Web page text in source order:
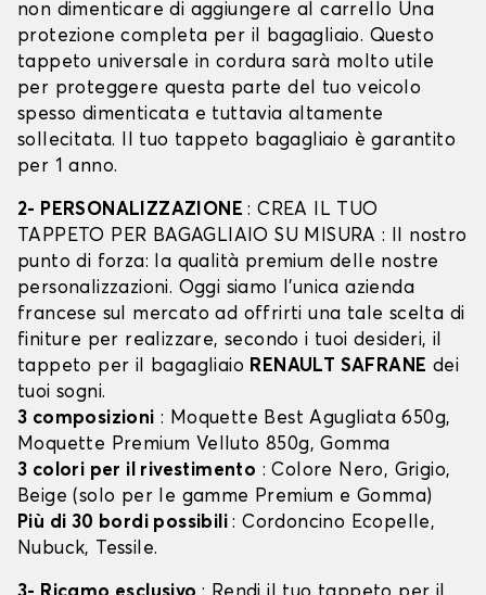
non dimenticare di aggiungere al carrello Una
protezione completa per il bagagliaio. Questo
tappeto universale in cordura sarà molto utile
per proteggere questa parte del tuo veicolo
spesso dimenticata e tuttavia altamente
sollecitata. Il tuo tappeto bagagliaio è garantito
per 1 anno.
2- PERSONALIZZAZIONE: CREA IL TUO
TAPPETO PER BAGAGLIAIO SU MISURA : Il nostro
punto di forza: la qualità premium delle nostre
personalizzazioni. Oggi siamo l’unica azienda
francese sul mercato ad offrirti una tale scelta di
finiture per realizzare, secondo i tuoi desideri, il
tappeto per il bagagliaio RENAULT SAFRANE dei
tuoi sogni.
3 composizioni : Moquette Best Agugliata 650g,
Moquette Premium Velluto 850g, Gomma
3 colori per il rivestimento : Colore Nero, Grigio,
Beige (solo per le gamme Premium e Gomma)
Più di 30 bordi possibili: Cordoncino Ecopelle,
Nubuck, Tessile.